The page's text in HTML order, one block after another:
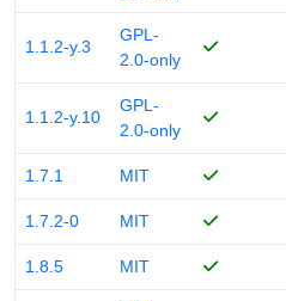
1.1.2-y.3
GPL-
2.0-only
1.1.2-y.10
GPL-
2.0-only
1.7.1 MIT
1.7.2-0 MIT
1.8.5 MIT